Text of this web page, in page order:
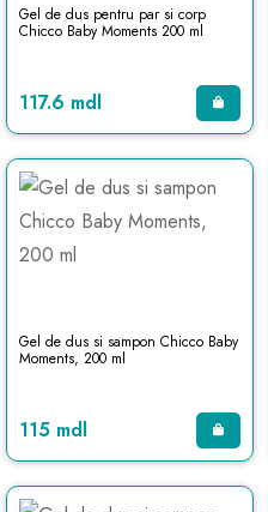
Gel de dus pentru par si corp
Chicco Baby Moments 200 ml
117.6 mdl
Gel de dus si sampon Chicco Baby
Moments, 200 ml
115 mdl